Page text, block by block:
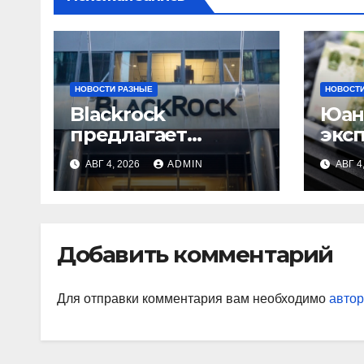
НОВОСТИ РАЗНЫЕ
Blackrock
предлагает
эмитентам
стейблкоинов два
токенизированны
АВГ 4, 2026 ADMIN АВГ
Добавить комментарий
Для отправки комментария вам необходимо